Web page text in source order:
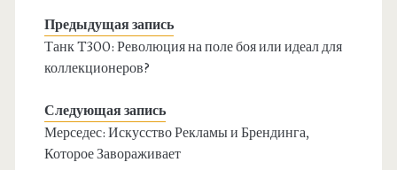
Предыдущая запись
Танк T300: Революция на поле боя или идеал для
коллекционеров?
Следующая запись
Мерседес: Искусство Рекламы и Брендинга,
Которое Завораживает